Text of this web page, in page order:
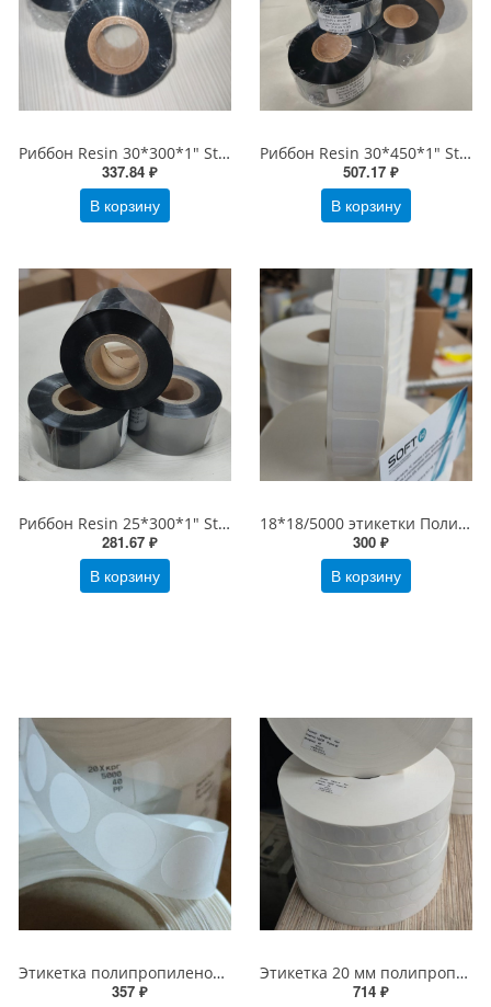
Риббон Resin 30*300*1" Standart OUT Черный
337.84 ₽
В корзину
Риббон Resin 30*450*1" Standart OUT Черный
507.17 ₽
В корзину
Риббон Resin 25*300*1" Standart OUT Черный
281.67 ₽
В корзину
18*18/5000 этикетки Полипропиленовые Белые для маркировки Молока и Воды, вт 40/76 (18х18 1 ряд)
300 ₽
В корзину
Этикетка полипропиленовая круглая 20 мм/5000 шт PP Честный знак, втулка 40/76 мм, Белая Глянец 60 мкм (20х20 Полипропилен d20 круг)
357 ₽
Этикетка 20 мм полипропиленовая круглая/10000 шт Честный знак, втулка 40/76 мм, Белая Глянец (d20 PP)
714 ₽